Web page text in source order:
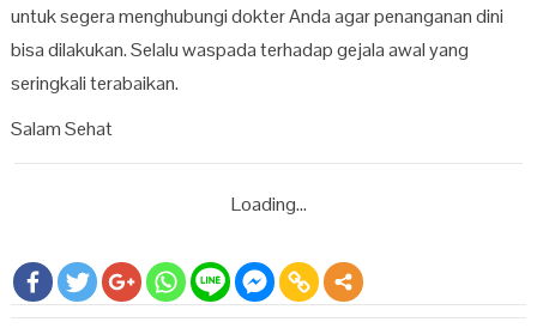
untuk segera menghubungi dokter Anda agar penanganan dini
bisa dilakukan. Selalu waspada terhadap gejala awal yang
seringkali terabaikan.
Salam Sehat
Loading...